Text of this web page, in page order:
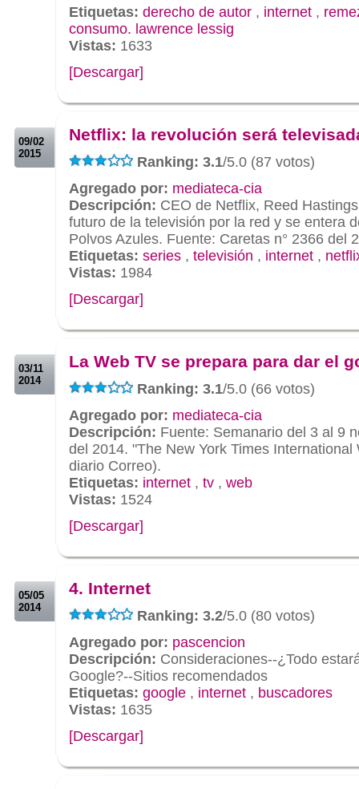
Etiquetas: derecho de autor , internet ,
consumo. lawrence lessig
Vistas: 1633
[Descargar]
09/02
2015
Netflix: la revolución será
Ranking: 3.1/5.0 (87 votos)
Agregado por: mediateca-cia
Descripción: CEO de Netflix, Reed
futuro de la televisión por la red y se entera
Polvos Azules. Fuente: Caretas n° 2366 del
Etiquetas: series , televisión , internet ,
Vistas: 1984
[Descargar]
03/11
2014
La Web TV se prepara para dar el
Ranking: 3.1/5.0 (66 votos)
Agregado por: mediateca-cia
Descripción: Fuente: Semanario del 3 al 9
del 2014. "The New York Times
diario Correo).
Etiquetas: internet , tv , web
Vistas: 1524
[Descargar]
05/05
2014
4. Internet
Ranking: 3.2/5.0 (80 votos)
Agregado por: pascencion
Descripción: Consideraciones--¿Todo
Google?--Sitios recomendados
Etiquetas: google , internet , buscadores
Vistas: 1635
[Descargar]